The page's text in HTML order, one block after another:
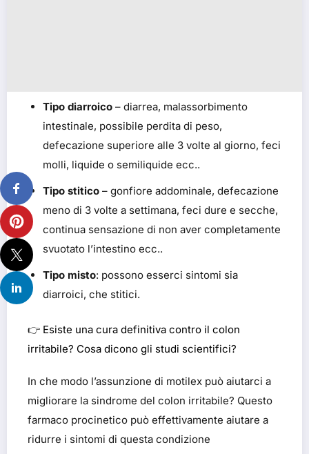
Tipo diarroico – diarrea, malassorbimento
intestinale, possibile perdita di peso,
defecazione superiore alle 3 volte al giorno, feci
molli, liquide o semiliquide ecc..
Tipo stitico – gonfiore addominale, defecazione
meno di 3 volte a settimana, feci dure e secche,
continua sensazione di non aver completamente
svuotato l’intestino ecc..
Tipo misto: possono esserci sintomi sia
diarroici, che stitici.
👉 Esiste una cura definitiva contro il colon
irritabile? Cosa dicono gli studi scientifici?
In che modo l’assunzione di motilex può aiutarci a
migliorare la sindrome del colon irritabile? Questo
farmaco procinetico può effettivamente aiutare a
ridurre i sintomi di questa condizione